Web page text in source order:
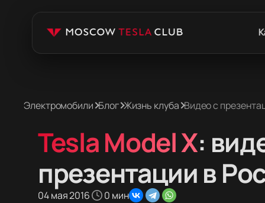
Электромобили Блог Жизнь клуба Видео с
Tesla Model X:
презентации в
04 мая 2016 0 мин